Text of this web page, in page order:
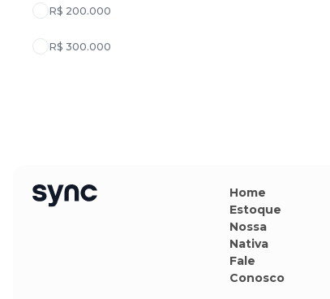
R$ 200.000
R$ 300.000
Home
Estoque
Nossa
Nativa
Fale
Conosco